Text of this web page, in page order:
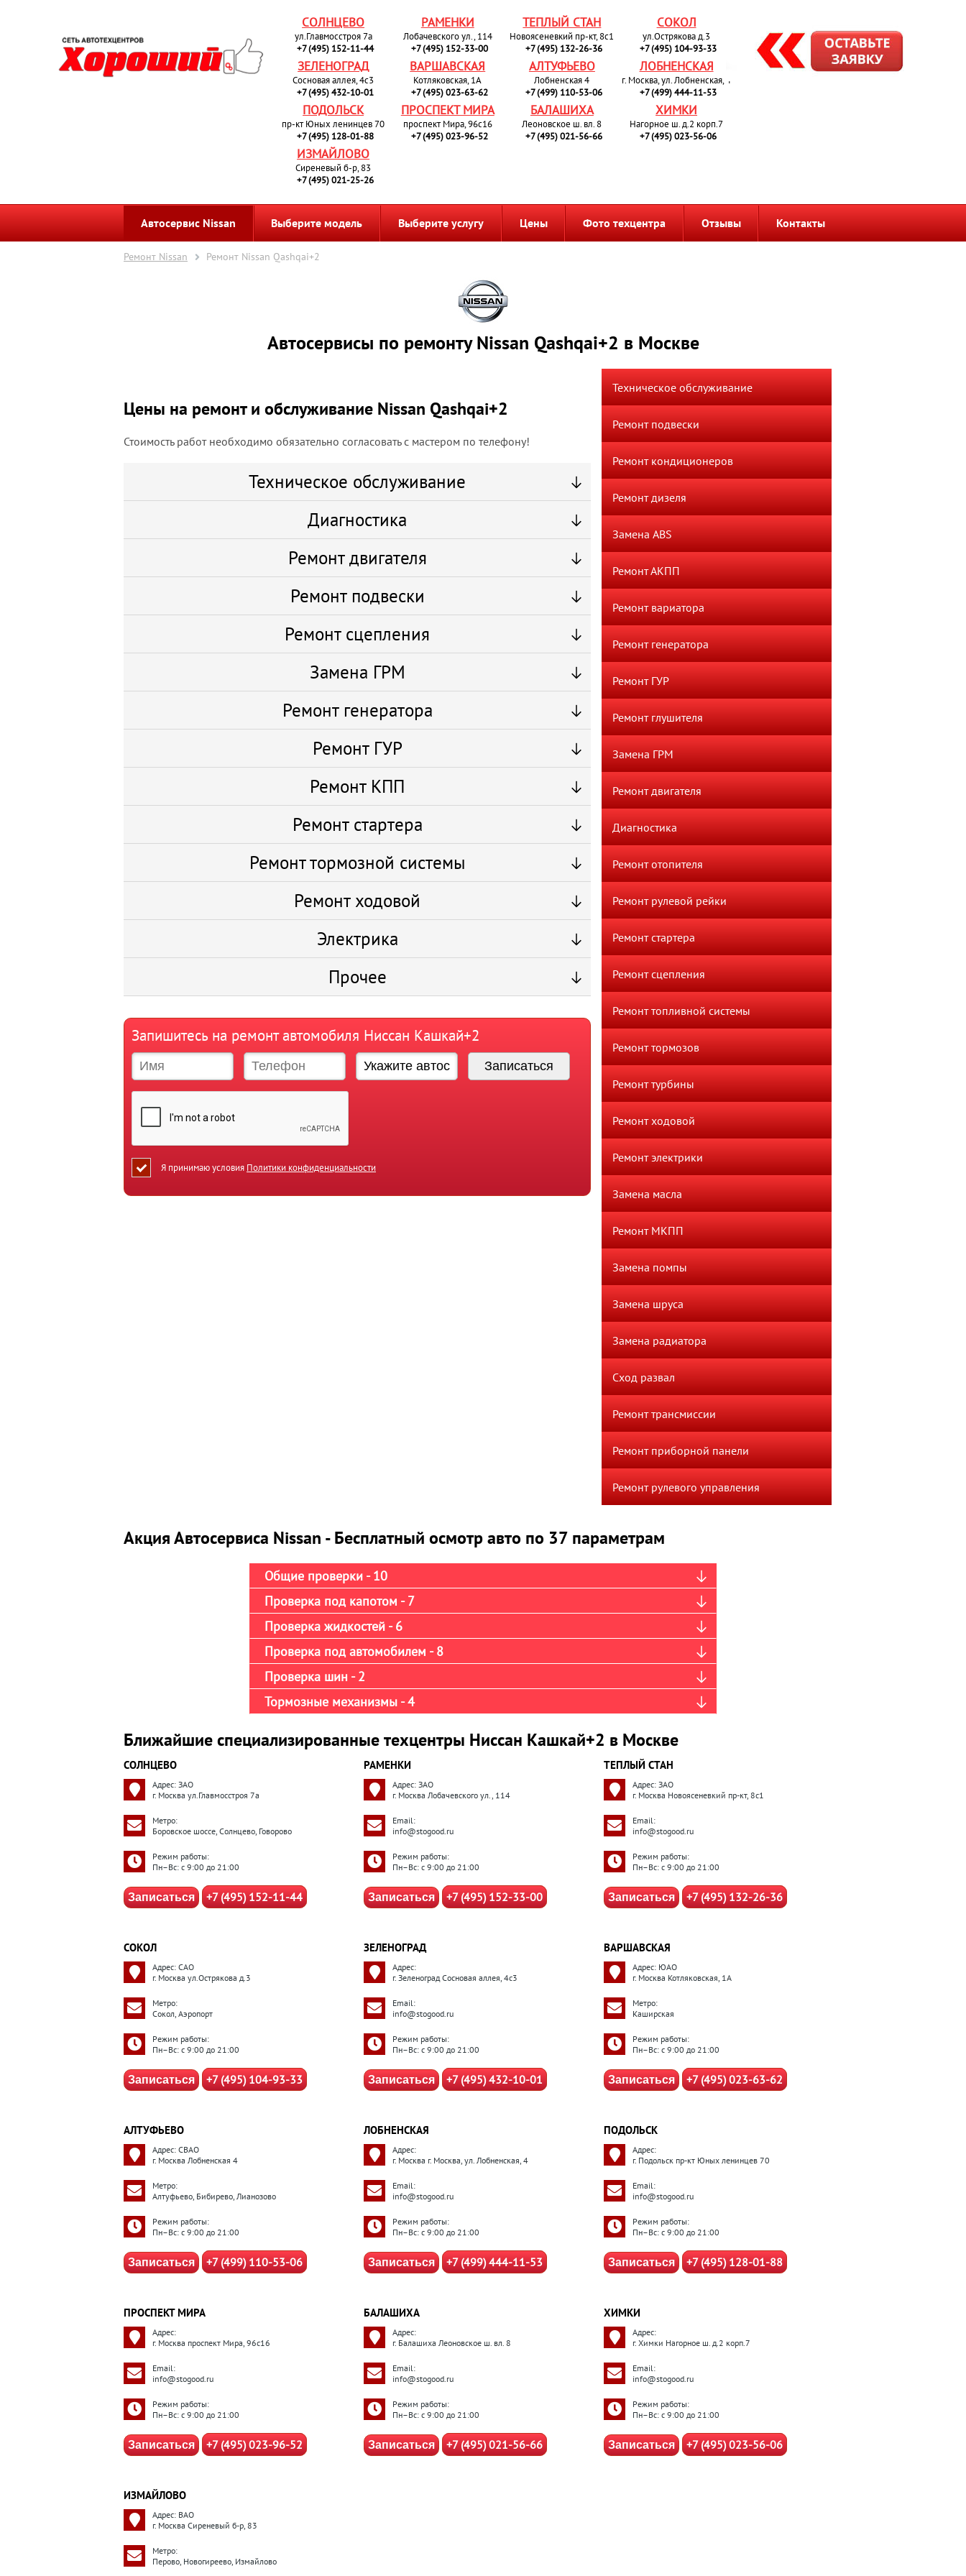
СОЛНЦЕВО
ул.Главмосстроя 7а
+7 (495) 152-11-44
РАМЕНКИ
Лобачевского ул., 114
+7 (495) 152-33-00
ТЕПЛЫЙ СТАН
Новоясеневкий пр-кт, 8с1
+7 (495) 132-26-36
СОКОЛ
ул.Острякова д.3
+7 (495) 104-93-33
ЗЕЛЕНОГРАД
Сосновая аллея, 4с3
+7 (495) 432-10-01
ВАРШАВСКАЯ
Котляковская, 1А
+7 (495) 023-63-62
АЛТУФЬЕВО
Лобненская 4
+7 (499) 110-53-06
ЛОБНЕНСКАЯ
г. Москва, ул. Лобненская, 4
+7 (499) 444-11-53
ПОДОЛЬСК
пр-кт Юных ленинцев 70
+7 (495) 128-01-88
ПРОСПЕКТ МИРА
проспект Мира, 96с16
+7 (495) 023-96-52
БАЛАШИХА
Леоновское ш. вл. 8
+7 (495) 021-56-66
ХИМКИ
Нагорное ш. д.2 корп.7
+7 (495) 023-56-06
ИЗМАЙЛОВО
Сиреневый б-р, 83
+7 (495) 021-25-26
Автосервис Nissan Выберите модель Выберите услугу Цены Фото техцентра Отзывы Контакты
Ремонт Nissan Ремонт Nissan Qashqai+2
Автосервисы по ремонту Nissan Qashqai+2 в Москве
Цены на ремонт и обслуживание Nissan Qashqai+2
Стоимость работ необходимо обязательно согласовать с мастером по телефону!
Техническое обслуживание
Диагностика
Ремонт двигателя
Ремонт подвески
Ремонт сцепления
Замена ГРМ
Ремонт генератора
Ремонт ГУР
Ремонт КПП
Ремонт стартера
Ремонт тормозной системы
Ремонт ходовой
Электрика
Прочее
Запишитесь на ремонт автомобиля Ниссан Кашкай+2
Я принимаю условия Политики конфиденциальности
Техническое обслуживание
Ремонт подвески
Ремонт кондиционеров
Ремонт дизеля
Замена ABS
Ремонт АКПП
Ремонт вариатора
Ремонт генератора
Ремонт ГУР
Ремонт глушителя
Замена ГРМ
Ремонт двигателя
Диагностика
Ремонт отопителя
Ремонт рулевой рейки
Ремонт стартера
Ремонт сцепления
Ремонт топливной системы
Ремонт тормозов
Ремонт турбины
Ремонт ходовой
Ремонт электрики
Замена масла
Ремонт МКПП
Замена помпы
Замена шруса
Замена радиатора
Сход развал
Ремонт трансмиссии
Ремонт приборной панели
Ремонт рулевого управления
Акция Автосервиса Nissan - Бесплатный осмотр авто по 37 параметрам
Общие проверки - 10
Проверка под капотом - 7
Проверка жидкостей - 6
Проверка под автомобилем - 8
Проверка шин - 2
Тормозные механизмы - 4
Ближайшие специализированные техцентры Ниссан Кашкай+2 в Москве
СОЛНЦЕВО
Адрес: ЗАО
г. Москва ул.Главмосстроя 7а
Метро:
Боровское шоссе, Солнцево, Говорово
Режим работы:
Пн–Вс: с 9:00 до 21:00
Записаться +7 (495) 152-11-44
РАМЕНКИ
Адрес: ЗАО
г. Москва Лобачевского ул., 114
Email:
info@stogood.ru
Режим работы:
Пн–Вс: с 9:00 до 21:00
Записаться +7 (495) 152-33-00
ТЕПЛЫЙ СТАН
Адрес: ЗАО
г. Москва Новоясеневкий пр-кт, 8с1
Email:
info@stogood.ru
Режим работы:
Пн–Вс: с 9:00 до 21:00
Записаться +7 (495) 132-26-36
СОКОЛ
Адрес: САО
г. Москва ул.Острякова д.3
Метро:
Сокол, Аэропорт
Режим работы:
Пн–Вс: с 9:00 до 21:00
Записаться +7 (495) 104-93-33
ЗЕЛЕНОГРАД
Адрес:
г. Зеленоград Сосновая аллея, 4с3
Email:
info@stogood.ru
Режим работы:
Пн–Вс: с 9:00 до 21:00
Записаться +7 (495) 432-10-01
ВАРШАВСКАЯ
Адрес: ЮАО
г. Москва Котляковская, 1А
Метро:
Каширская
Режим работы:
Пн–Вс: с 9:00 до 21:00
Записаться +7 (495) 023-63-62
АЛТУФЬЕВО
Адрес: СВАО
г. Москва Лобненская 4
Метро:
Алтуфьево, Бибирево, Лианозово
Режим работы:
Пн–Вс: с 9:00 до 21:00
Записаться +7 (499) 110-53-06
ЛОБНЕНСКАЯ
Адрес:
г. Москва г. Москва, ул. Лобненская, 4
Email:
info@stogood.ru
Режим работы:
Пн–Вс: с 9:00 до 21:00
Записаться +7 (499) 444-11-53
ПОДОЛЬСК
Адрес:
г. Подольск пр-кт Юных ленинцев 70
Email:
info@stogood.ru
Режим работы:
Пн–Вс: с 9:00 до 21:00
Записаться +7 (495) 128-01-88
ПРОСПЕКТ МИРА
Адрес:
г. Москва проспект Мира, 96с16
Email:
info@stogood.ru
Режим работы:
Пн–Вс: с 9:00 до 21:00
Записаться +7 (495) 023-96-52
БАЛАШИХА
Адрес:
г. Балашиха Леоновское ш. вл. 8
Email:
info@stogood.ru
Режим работы:
Пн–Вс: с 9:00 до 21:00
Записаться +7 (495) 021-56-66
ХИМКИ
Адрес:
г. Химки Нагорное ш. д.2 корп.7
Email:
info@stogood.ru
Режим работы:
Пн–Вс: с 9:00 до 21:00
Записаться +7 (495) 023-56-06
ИЗМАЙЛОВО
Адрес: ВАО
г. Москва Сиреневый б-р, 83
Метро:
Перово, Новогиреево, Измайлово